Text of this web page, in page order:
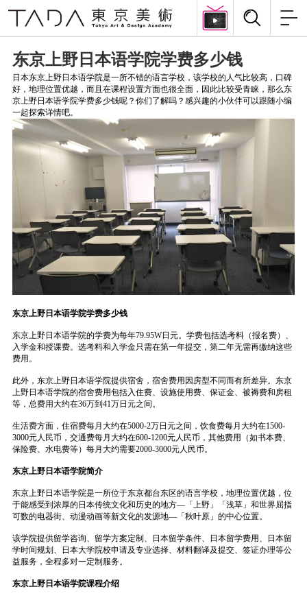
东京上野日本语学院学费多少钱
日本东京上野日本语学院是一所不错的语言学校，该学校的人气比较高，口碑
好，地理位置优越，而且在课程设置方面也很全面，因此比较受青睐，那么东
京上野日本语学院学费多少钱呢？你们了解吗？感兴趣的小伙伴可以跟随小编
一起探索详情吧。
东京上野日本语学院学费多少钱
东京上野日本语学院的学费为每年79.95W日元。学费包括选考料（报名费）、
入学金和授课费。选考料和入学金只需在第一年提交，第二年无需再缴纳这些
费用。
此外，东京上野日本语学院提供宿舍，宿舍费用因房型不同而有所差异。东京
上野日本语学院的宿舍费用包括入住费、设施使用费、保证金、被褥费和房租
等，总费用大约在36万到41万日元之间。
生活费方面，住宿费每月大约在5000-2万日元之间，饮食费每月大约在1500-
3000元人民币，交通费每月大约在600-1200元人民币，其他费用（如书本费、
保险费、水电费等）每月大约需要2000-3000元人民币。
东京上野日本语学院简介
东京上野日本语学院是一所位于东京都台东区的语言学校，地理位置优越，位
于能感受到浓厚的日本传统文化和历史的地方—「上野」「浅草」和世界屈指
可数的电器街、动漫动画等新文化的发源地—「秋叶原」的中心位置。
该学院提供留学咨询、留学方案定制、日本留学条件、日本留学费用、日本留
学时间规划、日本大学院校申请及专业选择、材料翻译及提交、签证办理等公
益服务，全程多对一定制服务。
东京上野日本语学院课程介绍